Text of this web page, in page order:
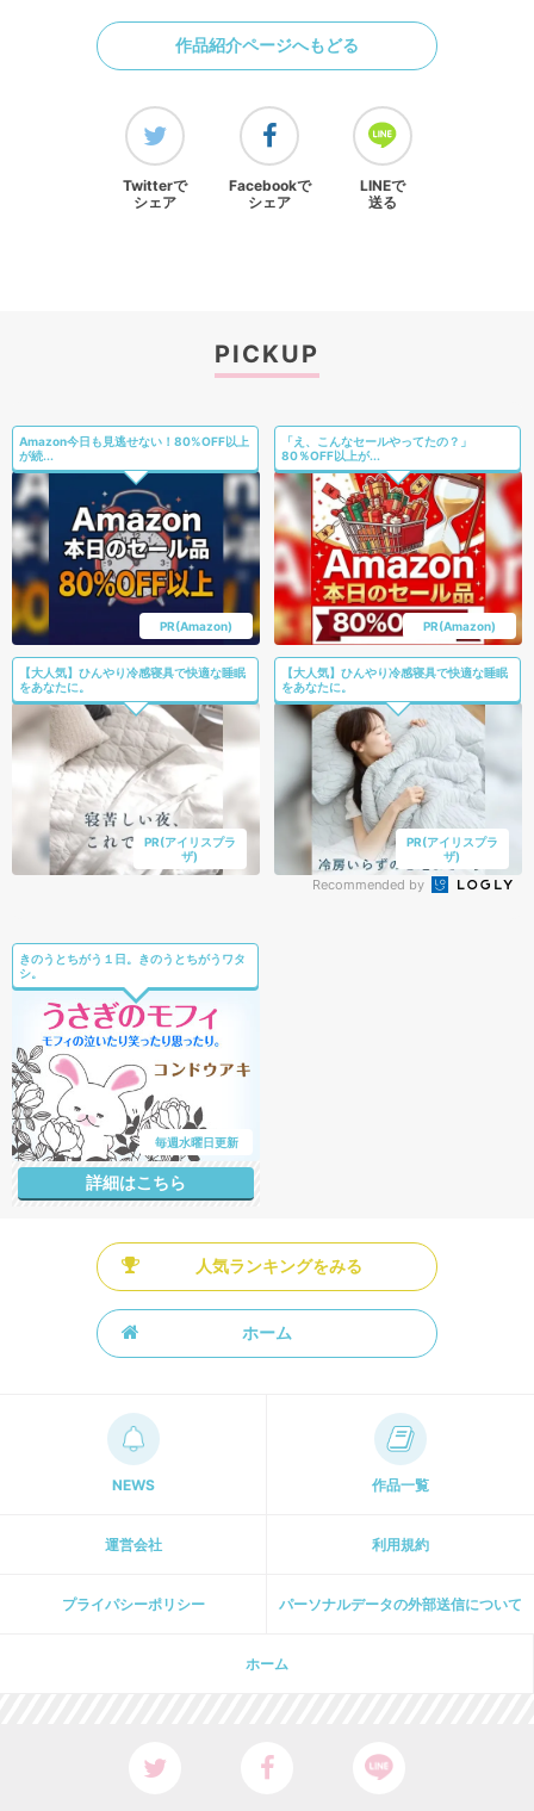
作品紹介ページへもどる
Twitterで
シェア
Facebookで
シェア
LINEで
送る
PICKUP
Amazon今日も見逃せない！80%OFF以上
が続...
PR(Amazon)
「え、こんなセールやってたの？」
80％OFF以上が...
PR(Amazon)
【大人気】ひんやり冷感寝具で快適な睡眠
をあなたに。
PR(アイリスプラ
ザ)
【大人気】ひんやり冷感寝具で快適な睡眠
をあなたに。
PR(アイリスプラ
ザ)
Recommended by
きのうとちがう１日。きのうとちがうワタ
シ。
毎週水曜日更新
詳細はこちら
人気ランキングをみる
ホーム
NEWS 作品一覧
運営会社 利用規約
プライパシーポリシー パーソナルデータの外部送信について
ホーム